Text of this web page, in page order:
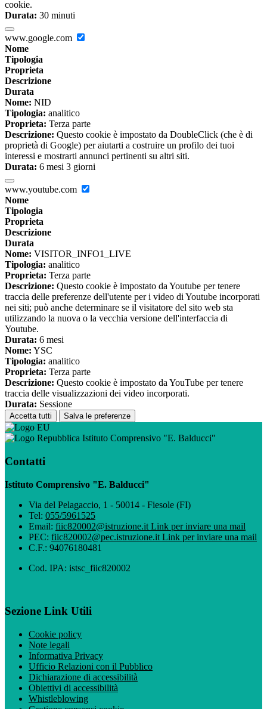
cookie.
Durata: 30 minuti
www.google.com
Nome
Tipologia
Proprieta
Descrizione
Durata
Nome: NID
Tipologia: analitico
Proprieta: Terza parte
Descrizione: Questo cookie è impostato da DoubleClick (che è di
proprietà di Google) per aiutarti a costruire un profilo dei tuoi
interessi e mostrarti annunci pertinenti su altri siti.
Durata: 6 mesi 3 giorni
www.youtube.com
Nome
Tipologia
Proprieta
Descrizione
Durata
Nome: VISITOR_INFO1_LIVE
Tipologia: analitico
Proprieta: Terza parte
Descrizione: Questo cookie è impostato da Youtube per tenere
traccia delle preferenze dell'utente per i video di Youtube incorporati
nei siti; può anche determinare se il visitatore del sito web sta
utilizzando la nuova o la vecchia versione dell'interfaccia di
Youtube.
Durata: 6 mesi
Nome: YSC
Tipologia: analitico
Proprieta: Terza parte
Descrizione: Questo cookie è impostato da YouTube per tenere
traccia delle visualizzazioni dei video incorporati.
Durata: Sessione
Accetta tutti Salva le preferenze
Istituto Comprensivo "E. Balducci"
Contatti
Istituto Comprensivo "E. Balducci"
Via del Pelagaccio, 1 - 50014 - Fiesole (FI)
Tel: 055/5961525
Email: fiic820002@istruzione.it Link per inviare una mail
PEC: fiic820002@pec.istruzione.it Link per inviare una mail
C.F.: 94076180481
Cod. IPA: istsc_fiic820002
Sezione Link Utili
Cookie policy
Note legali
Informativa Privacy
Ufficio Relazioni con il Pubblico
Dichiarazione di accessibilità
Obiettivi di accessibilità
Whistleblowing